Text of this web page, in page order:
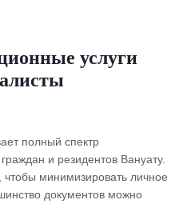
услуги
полный спектр
и резидентов Вануату.
минимизировать личное
документов можно